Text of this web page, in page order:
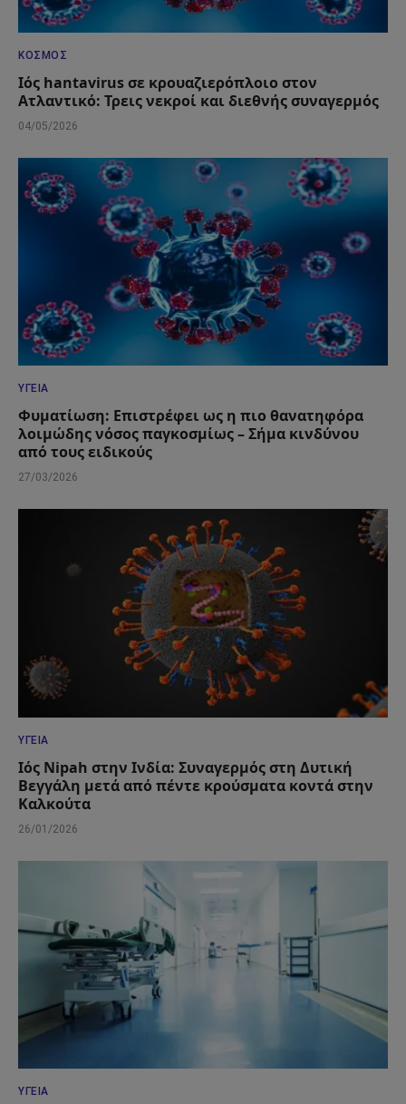
ΚΌΣΜΟΣ
Ιός hantavirus σε κρουαζιερόπλοιο στον
Ατλαντικό: Τρεις νεκροί και διεθνής συναγερμός
04/05/2026
ΥΓΕΊΑ
Φυματίωση: Επιστρέφει ως η πιο θανατηφόρα
λοιμώδης νόσος παγκοσμίως – Σήμα κινδύνου
από τους ειδικούς
27/03/2026
ΥΓΕΊΑ
Ιός Nipah στην Ινδία: Συναγερμός στη Δυτική
Βεγγάλη μετά από πέντε κρούσματα κοντά στην
Καλκούτα
26/01/2026
ΥΓΕΊΑ